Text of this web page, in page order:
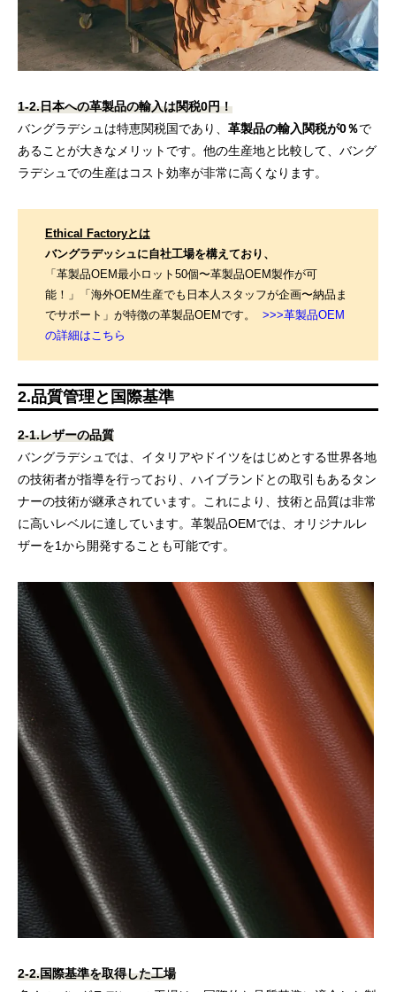
1-2.日本への革製品の輸入は関税0円！
バングラデシュは特恵関税国であり、 革製品の輸入関税が0％で
あることが大きなメリットです。他の生産地と比較して、バング
ラデシュでの生産はコスト効率が非常に高くなります。
Ethical Factoryとは
バングラデッシュに自社工場を構えており、
「革製品OEM最小ロット50個〜革製品OEM製作が可
能！」「海外OEM生産でも日本人スタッフが企画〜納品ま
でサポート」が特徴の革製品OEMです。 >>>革製品OEM
の詳細はこちら
2.品質管理と国際基準
2-1.レザーの品質
バングラデシュでは、イタリアやドイツをはじめとする世界各地
の技術者が指導を行っており、ハイブランドとの取引もあるタン
ナーの技術が継承されています。これにより、技術と品質は非常
に高いレベルに達しています。革製品OEMでは、オリジナルレ
ザーを1から開発することも可能です。
2-2.国際基準を取得した工場